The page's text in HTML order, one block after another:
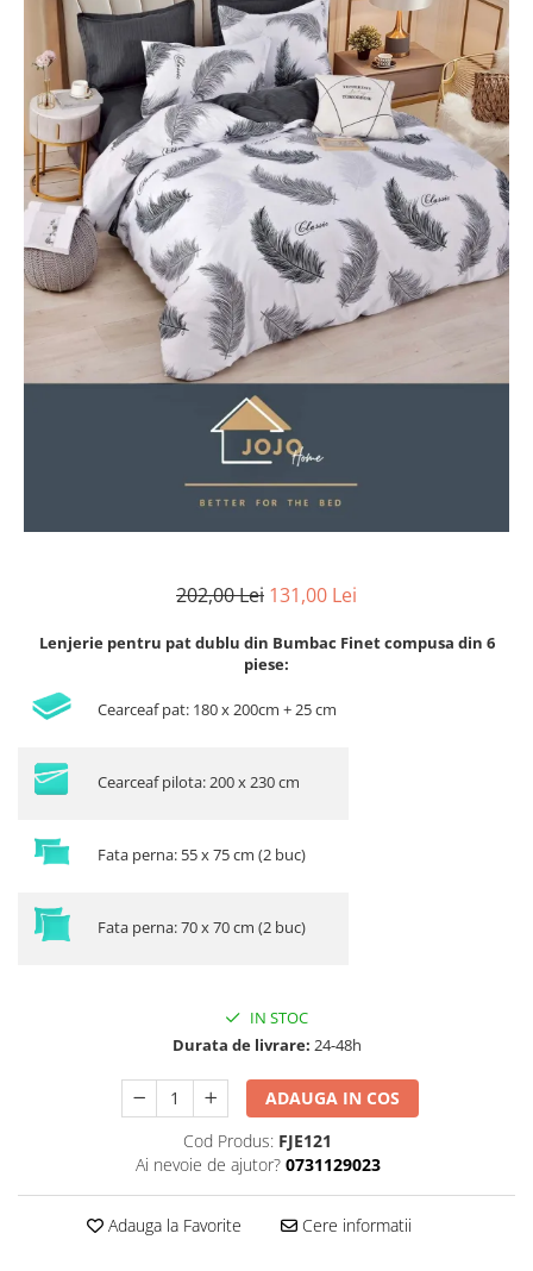
Lenjerii de pat Bumbac 100%
Lenjerii de pat Cocolino
Lenjerii de pat Finet + 2 Draperii
Lenjerii de pat Saten 4 piese cu
elastic
202,00 Lei 131,00 Lei
Lenjerie pentru pat dublu din Bumbac Finet compusa din 6
piese:
Cearceaf pat: 180 x 200cm + 25 cm
Cearceaf pilota: 200 x 230 cm
Fata perna: 55 x 75 cm (2 buc)
Fata perna: 70 x 70 cm (2 buc)
IN STOC
Durata de livrare: 24-48h
ADAUGA IN COS
Cod Produs: FJE121
Ai nevoie de ajutor? 0731129023
Adauga la Favorite Cere informatii